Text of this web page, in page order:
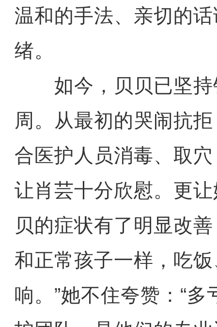
温和的手法、亲切的
绪。
如今，贝贝已坚持
周。从最初的哭闹抗
合医护人员消毒、取
让肖芸十分欣慰。更
贝的症状有了明显改
和正常孩子一样，吃
响。”她不住夸赞：“